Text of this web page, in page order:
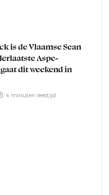
is de Vlaamse Sean
Aspe-
dit weekend in
4 minuten leestijd